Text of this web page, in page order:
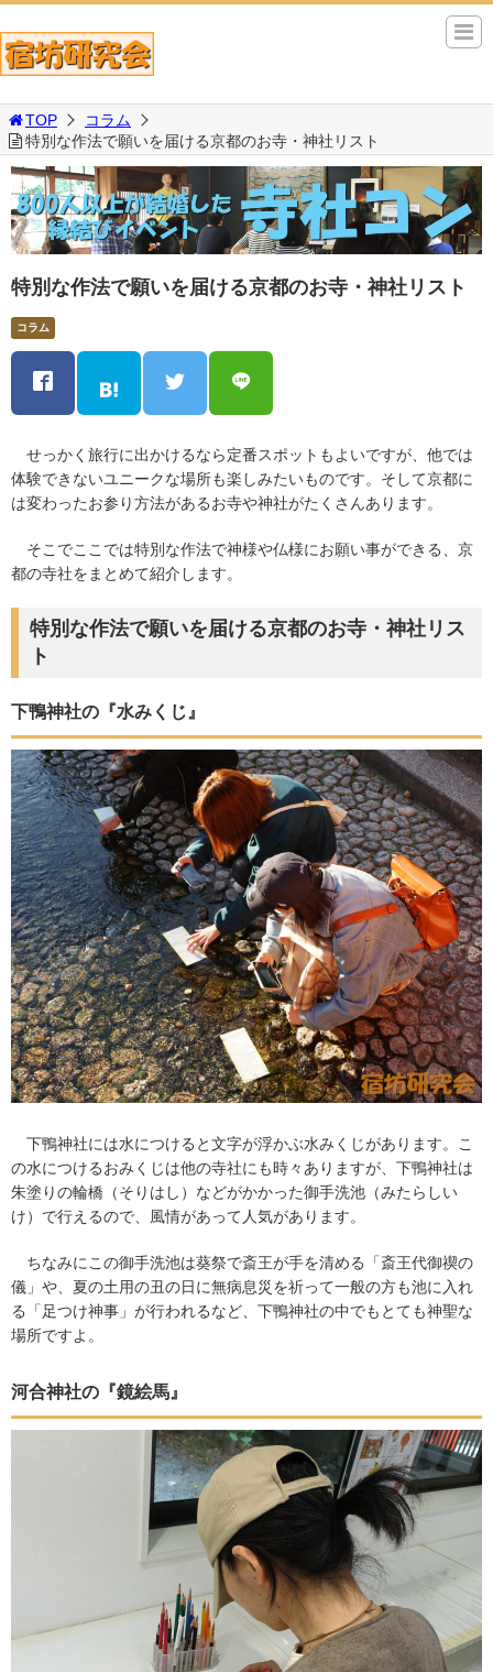
TOP
コラム
特別な作法で願いを届ける京都のお寺・神社リスト
特別な作法で願いを届ける京都のお寺・神社リスト
コラム
せっかく旅行に出かけるなら定番スポットもよいですが、他では
体験できないユニークな場所も楽しみたいものです。そして京都に
は変わったお参り方法があるお寺や神社がたくさんあります。
そこでここでは特別な作法で神様や仏様にお願い事ができる、京
都の寺社をまとめて紹介します。
特別な作法で願いを届ける京都のお寺・神社リス
ト
下鴨神社の『水みくじ』
下鴨神社には水につけると文字が浮かぶ水みくじがあります。こ
の水につけるおみくじは他の寺社にも時々ありますが、下鴨神社は
朱塗りの輪橋（そりはし）などがかかった御手洗池（みたらしい
け）で行えるので、風情があって人気があります。
ちなみにこの御手洗池は葵祭で斎王が手を清める「斎王代御禊の
儀」や、夏の土用の丑の日に無病息災を祈って一般の方も池に入れ
る「足つけ神事」が行われるなど、下鴨神社の中でもとても神聖な
場所ですよ。
河合神社の『鏡絵馬』